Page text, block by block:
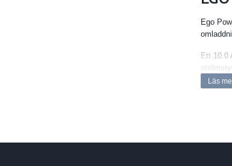
Ego
Ett 10.0
Fyra
Läs